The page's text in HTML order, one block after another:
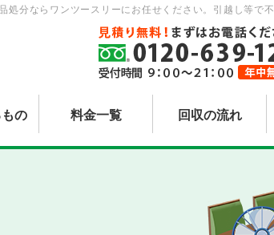
処分ならワンツースリーにお任せください。引越し等で
の 料金一覧 回収の流れ